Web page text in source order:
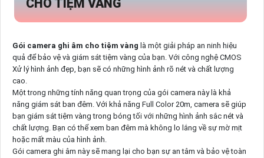
CHO TIỆM VÀNG
Gói camera ghi âm cho tiệm vàng là một giải pháp an ninh hiệu
quả để bảo vệ và giám sát tiệm vàng của bạn. Với công nghệ CMOS
Xử lý hình ảnh đẹp, bạn sẽ có những hình ảnh rõ nét và chất lượng
cao.
Một trong những tính năng quan trọng của gói camera này là khả
năng giám sát ban đêm. Với khả năng Full Color 20m, camera sẽ giúp
bạn giám sát tiệm vàng trong bóng tối với những hình ảnh sắc nét và
chất lượng. Bạn có thể xem ban đêm mà không lo lắng về sự mờ mịt
hoặc mất màu của hình ảnh.
Gói camera ghi âm này sẽ mang lại cho bạn sự an tâm và bảo vệ toàn